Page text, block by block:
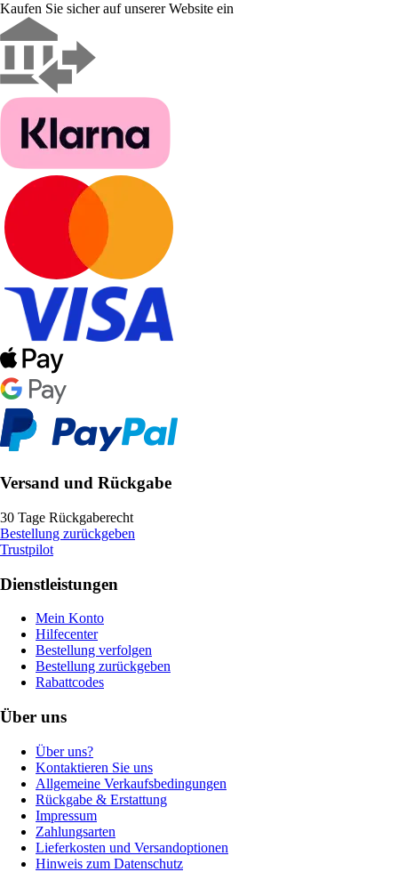
Kaufen Sie sicher auf unserer Website ein
Versand und Rückgabe
30 Tage Rückgaberecht
Bestellung zurückgeben
Trustpilot
Dienstleistungen
Mein Konto
Hilfecenter
Bestellung verfolgen
Bestellung zurückgeben
Rabattcodes
Über uns
Über uns?
Kontaktieren Sie uns
Allgemeine Verkaufsbedingungen
Rückgabe & Erstattung
Impressum
Zahlungsarten
Lieferkosten und Versandoptionen
Hinweis zum Datenschutz